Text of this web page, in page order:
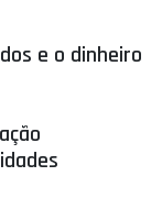
e o dinheiro